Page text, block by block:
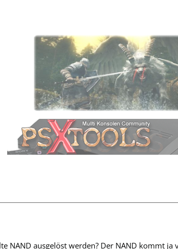
NAND ausgelöst werden? Der NAND kommt